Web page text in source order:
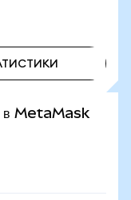
в MetaMask